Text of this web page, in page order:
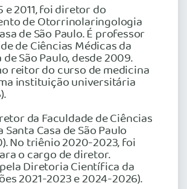
e 2011, foi diretor do
de Otorrinolaringologia
de São Paulo. É professor
de Ciências Médicas da
de São Paulo, desde 2009.
reitor do curso de medicina
instituição universitária
da Faculdade de Ciências
Santa Casa de São Paulo
No triênio 2020-2023, foi
o cargo de diretor.
Diretoria Científica da
2021-2023 e 2024-2026).